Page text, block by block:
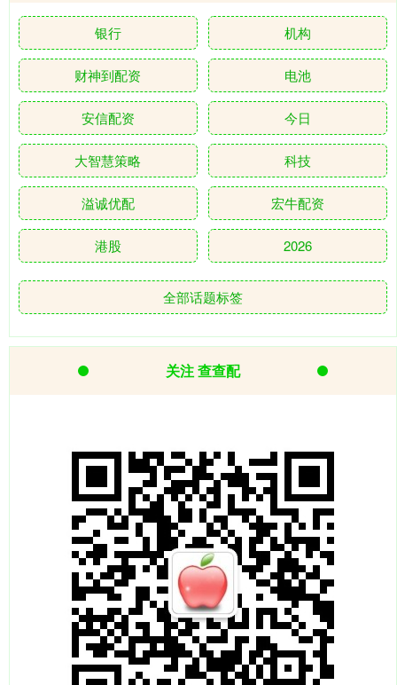
银行 机构
财神到配资 电池
安信配资 今日
大智慧策略 科技
溢诚优配 宏牛配资
港股 2026
全部话题标签
关注 查查配